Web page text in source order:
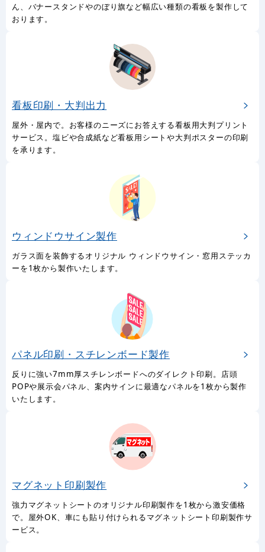
ん、バナースタンドやのぼり旗など幅広い種類の看板を製作して
おります。
看板印刷・大判出力
屋外・屋内で。お客様のニーズにお答えする看板用大判プリント
サービス。塩ビや合成紙など看板用シートや大判ポスターの印刷
を承ります。
ウィンドウサイン製作
ガラス面を装飾するオリジナル ウィンドウサイン・窓用ステッカ
ーを1枚から製作いたします。
パネル印刷・スチレンボード製作
反りに強い7mm厚スチレンボードへのダイレクト印刷。店頭
POPや展示会パネル、案内サインに最適なパネルを1枚から製作
いたします。
マグネット印刷製作
強力マグネットシートのオリジナル印刷製作を1枚から激安価格
で。屋外OK、車にも貼り付けられるマグネットシート印刷製作サ
ービス。